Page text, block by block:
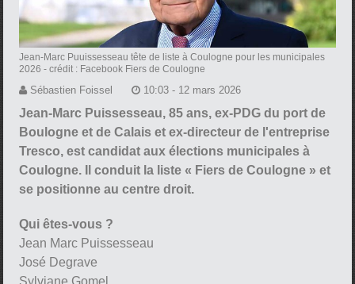
Jean-Marc Puuissesseau tête de liste à Coulogne pour les municipales
2026 - crédit : Facebook Fiers de Coulogne
Sébastien Foissel 10:03 - 12 mars 2026
Jean-Marc Puissesseau, 85 ans, ex-PDG du port de
Boulogne et de Calais et ex-directeur de l'entreprise
Tresco, est candidat aux élections municipales à
Coulogne. Il conduit la liste « Fiers de Coulogne » et
se positionne au centre droit.
Qui êtes-vous ?
Jean Marc Puissesseau
José Degrave
Sylviane Gomel